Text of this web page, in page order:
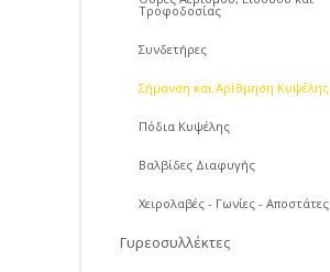
Τροφοδοσίας
Συνδετήρες
Σήμανση και Αρίθμηση Κυψέλης
Πόδια Κυψέλης
Βαλβίδες Διαφυγής
Χειρολαβές - Γωνίες - Αποστάτες
Γυρεοσυλλέκτες